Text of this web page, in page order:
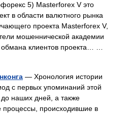
5) Masterforex V это
в области валютного рынка
проекта Masterforex V,
мошеннической академии
клиентов проекта… …
— Хронология истории
с первых упоминаний этой
до наших дней, а также
происходившие в